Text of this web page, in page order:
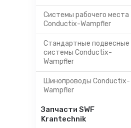
Системы рабочего места
Conductix-Wampfler
Стандартные подвесные
системы Conductix-
Wampfler
Шинопроводы Conductix-
Wampfler
Запчасти SWF
Krantechnik